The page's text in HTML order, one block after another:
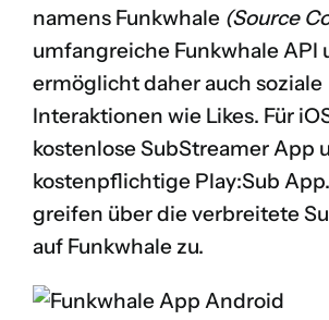
namens Funkwhale (Source
umfangreiche Funkwhale API
ermöglicht daher auch soziale
Interaktionen wie Likes. Für
kostenlose SubStreamer App
kostenpflichtige Play:Sub App
greifen über die verbreitete
auf Funkwhale zu.